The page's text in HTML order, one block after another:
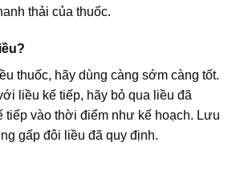
thải của thuốc.
thuốc, hãy dùng càng sớm càng tốt.
liều kế tiếp, hãy bỏ qua liều đã
tiếp vào thời điểm như kế hoạch. Lưu
gấp đôi liều đã quy định.